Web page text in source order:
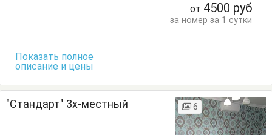
от 4500 руб
за номер за 1 сутки
Показать полное
описание и цены
"Стандарт" 3х-местный 6